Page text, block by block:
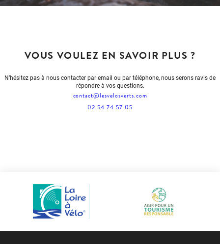
VOUS VOULEZ EN SAVOIR PLUS ?
N’hésitez pas à nous contacter par email ou par téléphone, nous serons ravis de
répondre à vos questions.
contact@lesvelosverts.com
02 54 74 57 05